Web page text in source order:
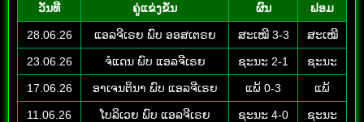
ວັນທີ ຄູ່ແຂ່ງຂັນ ຜົນ ຟອມ
28.06.26 ແອລຈີເຣຍ ພົບ ອອສເຕຣຍ ສະເໝີ 3-3 ສະເໝີ
23.06.26 ຈໍແດນ ພົບ ແອລຈີເຣຍ ຊະນະ 2-1 ຊະນະ
17.06.26 ອາເຈນຕິນາ ພົບ ແອລຈີເຣຍ ແພ້ 0-3 ແພ້
11.06.26 ໂບລິເວຍ ພົບ ແອລຈີເຣຍ ຊະນະ 4-0 ຊະນະ